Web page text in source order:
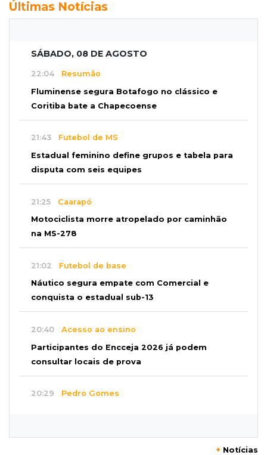
Últimas Notícias
SÁBADO, 08 DE AGOSTO
22:04 Resumão
Fluminense segura Botafogo no clássico e
Coritiba bate a Chapecoense
21:43 Futebol de MS
Estadual feminino define grupos e tabela para
disputa com seis equipes
21:25 Caarapó
Motociclista morre atropelado por caminhão
na MS-278
21:02 Futebol de base
Náutico segura empate com Comercial e
conquista o estadual sub-13
20:40 Acesso ao ensino
Participantes do Encceja 2026 já podem
consultar locais de prova
20:29 Pedro Gomes
+ Notícias